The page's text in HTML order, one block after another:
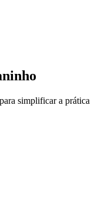
simplificar a prática